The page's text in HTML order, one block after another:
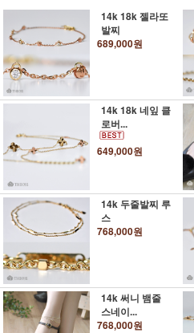
14k 18k 젤라또
발찌
689,000원
14k 18k 네잎 클
로버...
649,000원
14k 두줄발찌 루
스
768,000원
14k 써니 뱀줄
스네이...
768,000원